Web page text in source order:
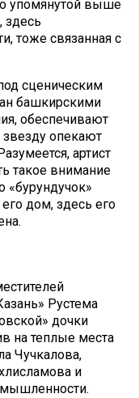
упомянутой выше
здесь
тоже связанная с
сценическим
башкирскими
обеспечивают
звезду опекают
артист
такое внимание
дом, здесь его
Рустема
дочки
на теплые места
Чучкалова,
и